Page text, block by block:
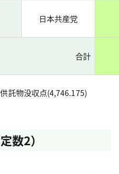
日本共産党
合計
託物没収点(4,746.175)
数2）